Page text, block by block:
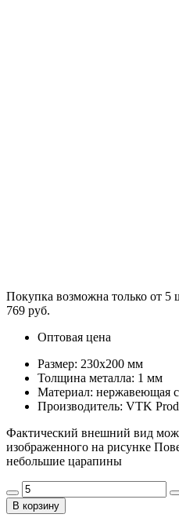
Покупка возможна только от 5
769 руб.
Оптовая цена
Размер: 230х200 мм
Толщина металла: 1 мм
Материал: нержавеющая
Производитель: VTK
Фактический внешний вид
изображенного на рисунке
небольшие царапины
В корзину